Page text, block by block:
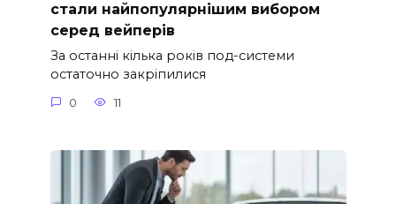
стали найпопулярнішим вибором
серед вейперів
За останні кілька років под-системи
остаточно закріпилися
0 11